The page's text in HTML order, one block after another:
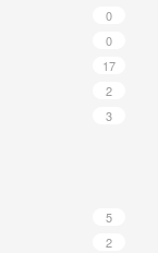
0
0
17
2
3
5
2